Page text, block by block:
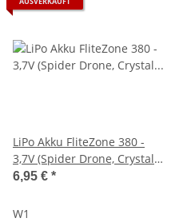
LiPo Akku FliteZone 380 -
3,7V (Spider Drone, Crystal
Drone u.a.)
6,95 € *
W1